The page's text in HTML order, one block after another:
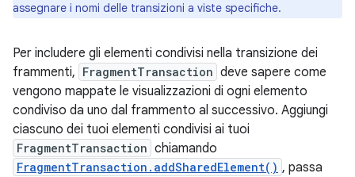
assegnare i nomi delle transizioni a viste specifiche.
Per includere gli elementi condivisi nella transizione dei
frammenti, FragmentTransaction deve sapere come
vengono mappate le visualizzazioni di ogni elemento
condiviso da uno dal frammento al successivo. Aggiungi
ciascuno dei tuoi elementi condivisi ai tuoi
FragmentTransaction chiamando
FragmentTransaction.addSharedElement() , passa